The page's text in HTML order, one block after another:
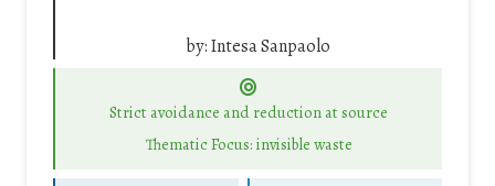
by:Intesa Sanpaolo
Strict avoidance and reduction at source
Thematic Focus: invisible waste